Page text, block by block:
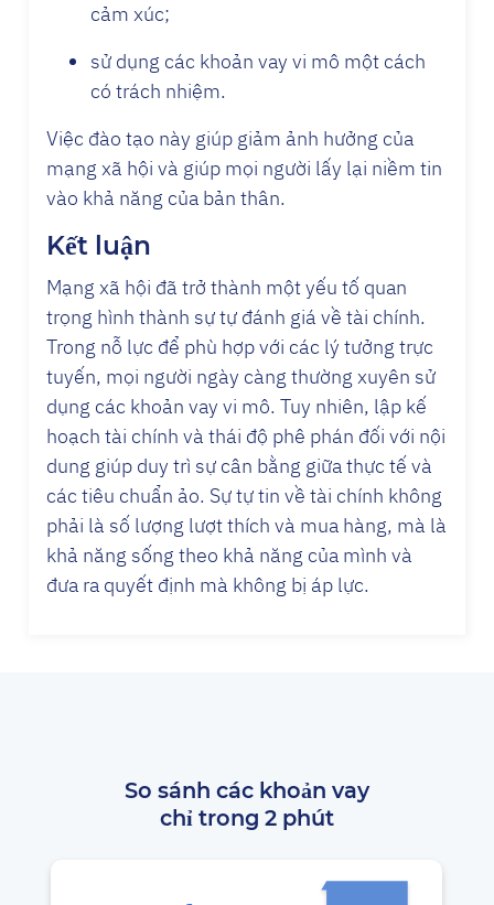
cảm xúc;
sử dụng các khoản vay vi mô một cách
có trách nhiệm.
Việc đào tạo này giúp giảm ảnh hưởng của
mạng xã hội và giúp mọi người lấy lại niềm tin
vào khả năng của bản thân.
Kết luận
Mạng xã hội đã trở thành một yếu tố quan
trọng hình thành sự tự đánh giá về tài chính.
Trong nỗ lực để phù hợp với các lý tưởng trực
tuyến, mọi người ngày càng thường xuyên sử
dụng các khoản vay vi mô. Tuy nhiên, lập kế
hoạch tài chính và thái độ phê phán đối với nội
dung giúp duy trì sự cân bằng giữa thực tế và
các tiêu chuẩn ảo. Sự tự tin về tài chính không
phải là số lượng lượt thích và mua hàng, mà là
khả năng sống theo khả năng của mình và
đưa ra quyết định mà không bị áp lực.
So sánh các khoản vay
chỉ trong 2 phút